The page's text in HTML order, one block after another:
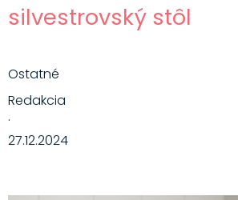
silvestrovský stôl
Ostatné
Redakcia
·
27.12.2024